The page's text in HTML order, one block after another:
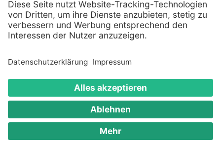
Alle genannten Produkte und Logos sind eingetragene
Warenzeichen der jeweiligen Hersteller.
Copyright © 2008 - 2026 Toys for Fun GmbH - Alle
Rechte vorbehalten